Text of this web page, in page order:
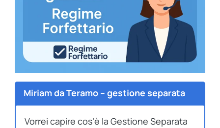
Miriam da Teramo – gestione separata
Vorrei capire cos’è la Gestione Separata